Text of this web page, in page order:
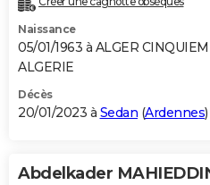
Naissance
05/01/1963 à ALGER
ALGERIE
Décès
20/01/2023 à Sedan (Ardennes)
Abdelkader